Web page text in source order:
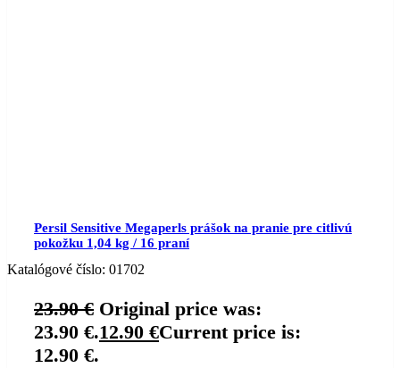
Persil Sensitive Megaperls prášok na pranie pre citlivú
pokožku 1,04 kg / 16 praní
Katalógové číslo: 01702
23.90€ Original price was:
23.90 €.12.90 €Current price is:
12.90 €.